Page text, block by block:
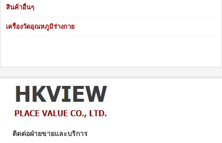
สินค้าอื่นๆ
เครื่องวัดอุณหภูมิร่างกาย
ติดต่อฝ่ายขายและบริการ